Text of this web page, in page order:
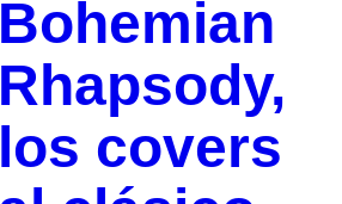
Bohemian
Rhapsody,
los covers